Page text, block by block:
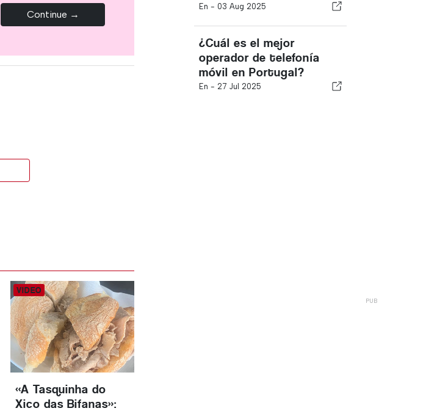
Continue →
En - 03 Aug 2025
¿Cuál es el mejor
operador de telefonía
móvil en Portugal?
En - 27 Jul 2025
«A Tasquinha do
Xico das Bifanas»: